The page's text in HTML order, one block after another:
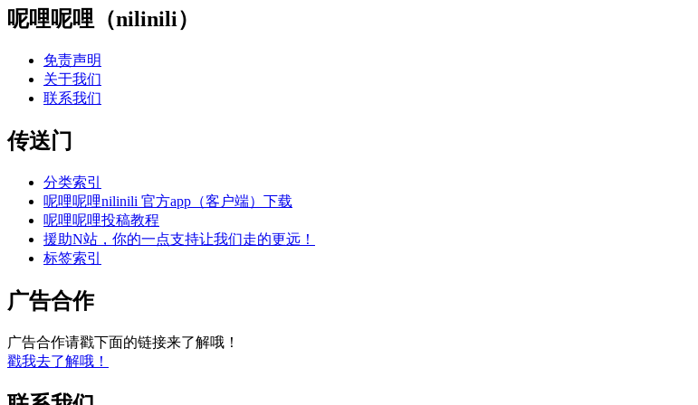
呢哩呢哩（nilinili）
免责声明
关于我们
联系我们
传送门
分类索引
呢哩呢哩nilinili 官方app（客户端）下载
呢哩呢哩投稿教程
援助N站，你的一点支持让我们走的更远！
标签索引
广告合作
广告合作请戳下面的链接来了解哦！
戳我去了解哦！